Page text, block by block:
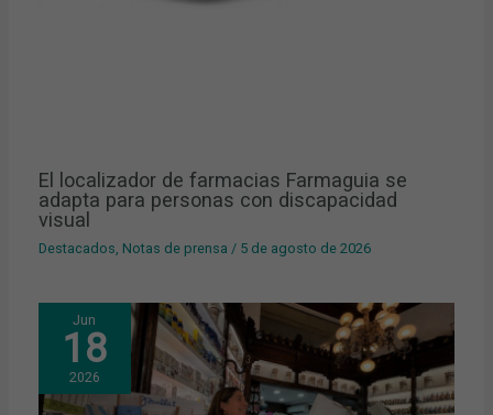
El localizador de farmacias Farmaguia se
adapta para personas con discapacidad
visual
Destacados Notas de prensa / 5 de agosto de 2026
Jun
18
2026